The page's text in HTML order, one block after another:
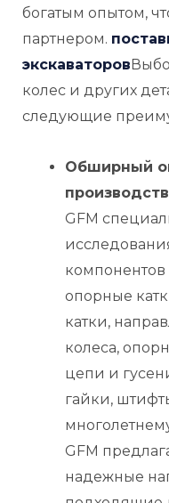
богатым опытом,
партнером.
экскаваторов
колес и других
следующие
Обширный
GFM
компонентов
опорные
катки,
колеса,
цепи и
гайки,
GFM
надежные